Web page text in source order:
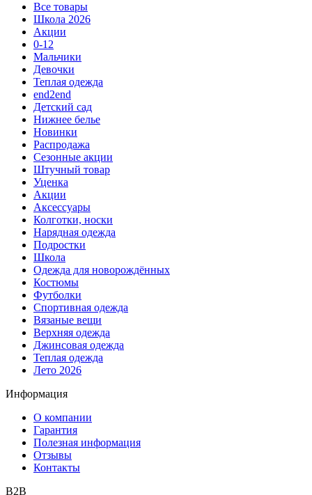
Все товары
Школа 2026
Акции
0-12
Мальчики
Девочки
Теплая одежда
end2end
Детский сад
Нижнее белье
Новинки
Распродажа
Сезонные акции
Штучный товар
Уценка
Акции
Аксессуары
Колготки, носки
Нарядная одежда
Подростки
Школа
Одежда для новорождённых
Костюмы
Футболки
Спортивная одежда
Вязаные вещи
Верхняя одежда
Джинсовая одежда
Теплая одежда
Лето 2026
Информация
О компании
Гарантия
Полезная информация
Отзывы
Контакты
B2B